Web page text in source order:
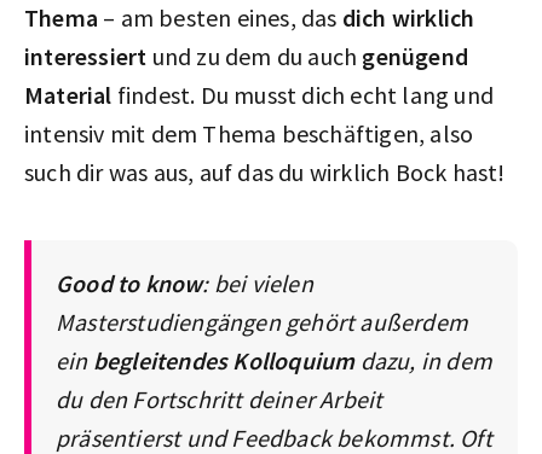
Thema – am besten eines, das dich wirklich
interessiert und zu dem du auch genügend
Material findest. Du musst dich echt lang und
intensiv mit dem Thema beschäftigen, also
such dir was aus, auf das du wirklich Bock hast!
Good to know: bei vielen
Masterstudiengängen gehört außerdem
ein begleitendes Kolloquiumdazu, in dem
du den Fortschritt deiner Arbeit
präsentierst und Feedback bekommst. Oft